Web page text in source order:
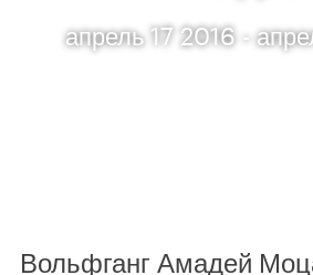
апрель 17 2016 -
Вольфганг Амадей